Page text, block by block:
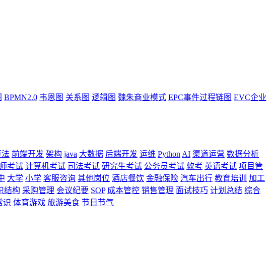
BPMN2.0 韦恩图 关系图 逻辑图 魏朱商业模式 EPC事件过程链图 EVC企业
前端开发 架构 java 大数据 后端开发 运维 Python AI 渠道运营 数据分析
考试 计算机考试 司法考试 研究生考试 公务员考试 软考 英语考试 项目管
大学 小学 客服咨询 其他岗位 酒店餐饮 金融保险 汽车出行 教育培训
加工
结构 采购管理 会议纪要 SOP 成本管控 销售管理 面试技巧 计划总结 综合
识 体育游戏 旅游美食 节日节气